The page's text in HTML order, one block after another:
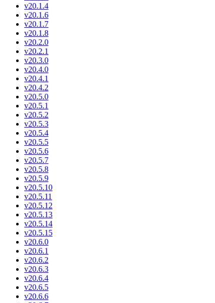
v20.1.4
v20.1.6
v20.1.7
v20.1.8
v20.2.0
v20.2.1
v20.3.0
v20.4.0
v20.4.1
v20.4.2
v20.5.0
v20.5.1
v20.5.2
v20.5.3
v20.5.4
v20.5.5
v20.5.6
v20.5.7
v20.5.8
v20.5.9
v20.5.10
v20.5.11
v20.5.12
v20.5.13
v20.5.14
v20.5.15
v20.6.0
v20.6.1
v20.6.2
v20.6.3
v20.6.4
v20.6.5
v20.6.6